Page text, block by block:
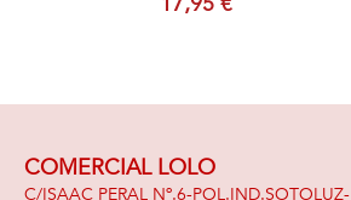
COMERCIAL LOLO
C/ISAAC PERAL Nº.6-POL.IND.SOTOLUZ-